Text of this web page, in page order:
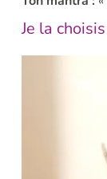
Je la choisis